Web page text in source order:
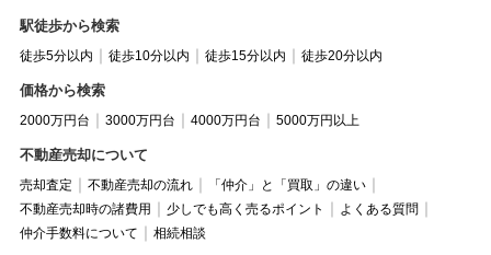
駅徒歩から検索
徒歩5分以内 徒歩10分以内 徒歩15分以内 徒歩20分以内
価格から検索
2000万円台 3000万円台 4000万円台 5000万円以上
不動産売却について
売却査定 不動産売却の流れ
「仲介」と「買取」の違い
不動産売却時の諸費用
少しでも高く売るポイント
よくある質問
仲介手数料について
相続相談